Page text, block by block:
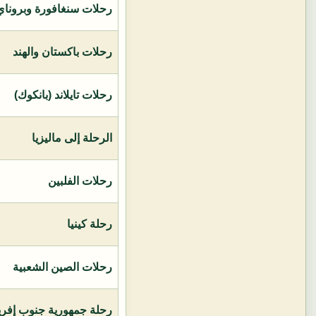
رحلات سنغافورة
رحلات باكستان والهند
رحلات تايلاند (بانكوك)
الرحلة إلى ماليزيا
رحلات الفلبين
رحلة كينيا
رحلات الصين الشعبية
رحلة جمهورية جنوب